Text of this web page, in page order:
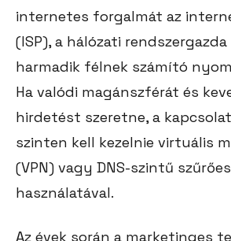
internetes forgalmát az
(ISP), a hálózati
harmadik félnek számító
Ha valódi magánszférát és
hirdetést szeretne, a
szinten kell kezelnie virtuális
(VPN) vagy DNS-szintű
használatával.
Az évek során a marketinges